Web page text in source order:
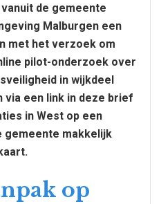
de gemeente
Malburgen een
met het verzoek om
pilot-onderzoek over
in wijkdeel
via een link in deze brief
in West op een
gemeente makkelijk
op